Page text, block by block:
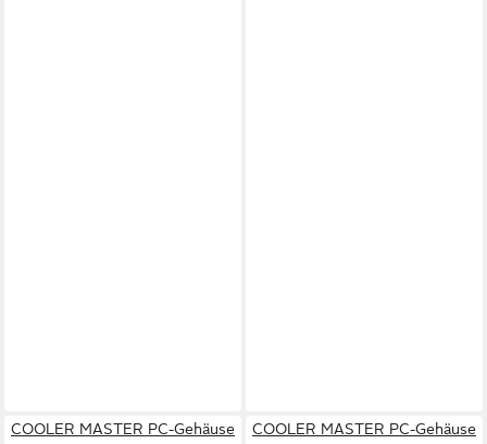
COOLER MASTER PC-Gehäuse
COOLER MASTER PC-Gehäuse